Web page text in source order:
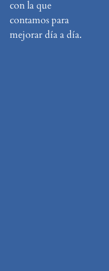
con la que
contamos para
mejorar día a día.